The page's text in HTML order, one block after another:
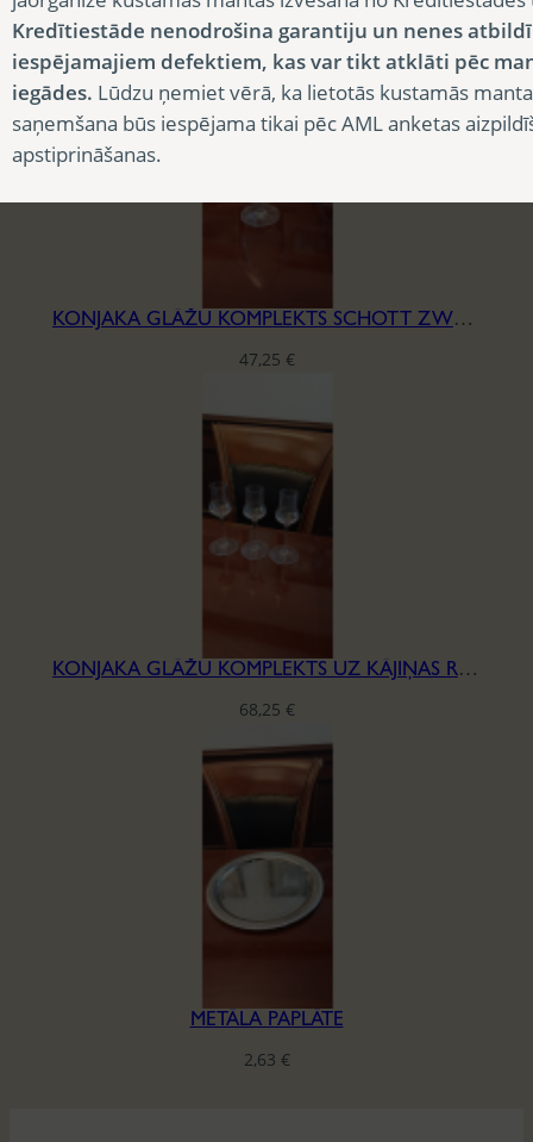
13,13€
KONJAKA GLĀŽU KOMPLEKTS SCHOTT ZWEISEL
47,25 €
KONJAKA GLĀŽU KOMPLEKTS UZ KĀJIŅAS RIEDEL, H-16,5MM
68,25 €
METĀLA PAPLĀTE
2,63 €
Kredītiestāde nenodrošina garantiju un nenes
iespējamajiem defektiem, kas var tikt atklāti pēc
iegādes. Lūdzu ņemiet vērā, ka lietotās kustamās
saņemšana būs iespējama tikai pēc AML anketas
apstiprināšanas.